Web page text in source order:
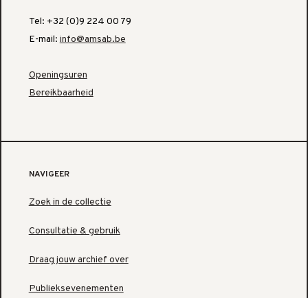
Tel: +32 (0)9 224 00 79
E-mail: info@amsab.be
Openingsuren
Bereikbaarheid
NAVIGEER
Zoek in de collectie
Consultatie & gebruik
Draag jouw archief over
Publieksevenementen